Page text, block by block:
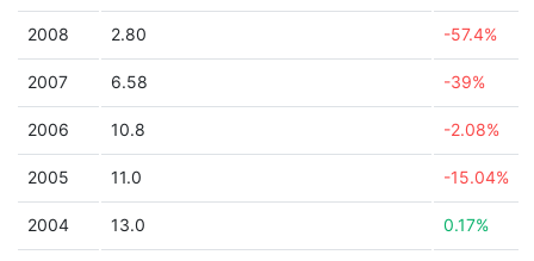
2008 2.80 -57.4%
2007 6.58 -39%
2006 10.8 -2.08%
2005 11.0 -15.04%
2004 13.0 0.17%